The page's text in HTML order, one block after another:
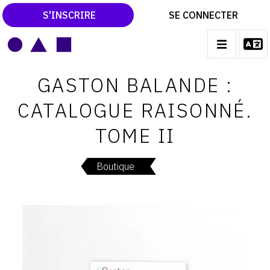
S'INSCRIRE SE CONNECTER
navigation
CATALOGUES RAISONNÉS
LES EXPOSITIONS
LES VERNISSAGES
ARCHIVES DES EXPOSITIONS
GASTON BALANDE :
CATALOGUE RAISONNÉ.
TOME II
Boutique